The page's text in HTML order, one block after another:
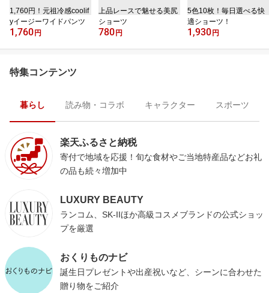
1,760円！元祖冷感coolif
yイージーワイドパンツ
1,760 円
上品レースで魅せる美尻
ショーツ
780 円
5色10枚！毎日選べる快
適ショーツ！
1,930 円
特集コンテンツ
暮らし 読み物・コラボ キャラクター スポーツ
楽天ふるさと納税
寄付で地域を応援！旬な食材やご当地特産品などお礼
の品も続々増加中
LUXURY BEAUTY
ランコム、SK-IIほか高級コスメブランドの公式ショッ
プを厳選
おくりものナビ
誕生日プレゼントや出産祝いなど、シーンに合わせた
贈り物をご紹介